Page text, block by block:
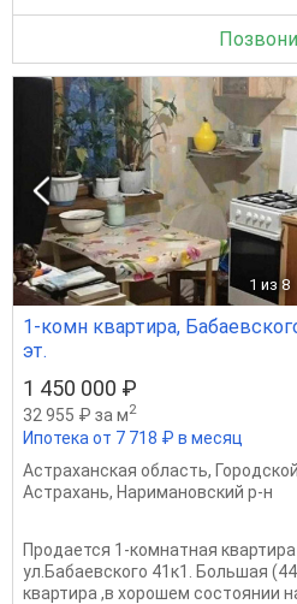
1 из 8
1-комн квартира,
эт.
1 450 000 ₽
32 955 ₽ за м2
Ипотека от 7 718 ₽ в месяц
Астраханская область,
Астрахань, Наримановский р-н
Продается 1-комнатная
ул.Бабаевского 41к1. Большая
квартира ,в хорошем состоянии